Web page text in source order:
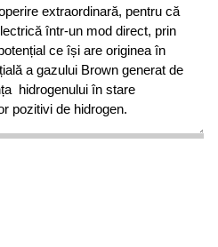
extraordinară, pentru că
într-un mod direct, prin
ce își are originea în
a gazului Brown generat de
hidrogenului în stare
pozitivi de hidrogen.
Genepax apare la prima
de energie electrică.